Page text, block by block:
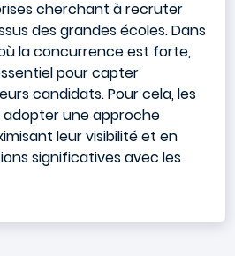
cherchant à recruter
des grandes écoles. Dans
la concurrence est forte,
pour capter
candidats. Pour cela, les
une approche
leur visibilité et en
significatives avec les